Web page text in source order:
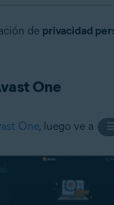
de privacidad
One
One, luego ve a ☰